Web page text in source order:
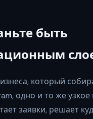
быть
который
одно и то же узкое
заявки, решает